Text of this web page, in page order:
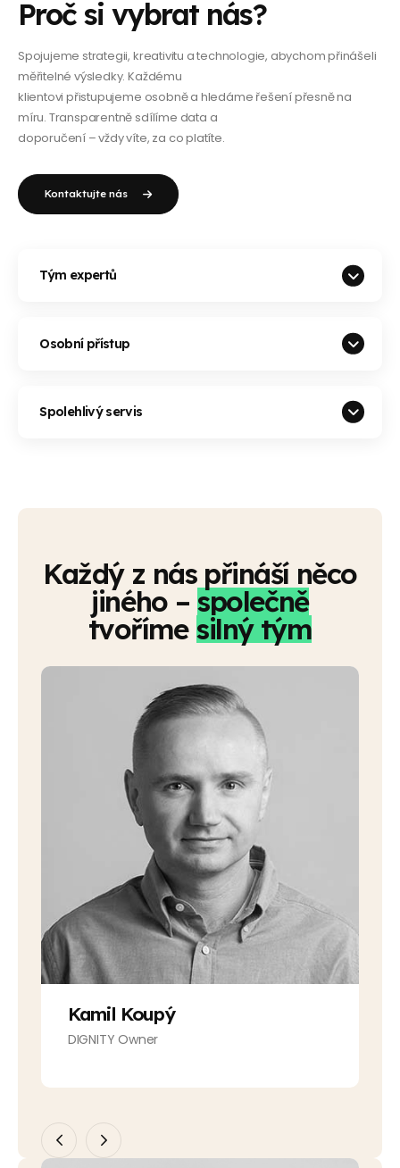
Proč si vybrat nás?
Spojujeme strategii, kreativitu a technologie, abychom přinášeli
měřitelné výsledky. Každému
klientovi přistupujeme osobně a hledáme řešení přesně na
míru. Transparentně sdílíme data a
doporučení – vždy víte, za co platíte.
Kontaktujte nás
Tým expertů
Osobní přístup
Spolehlivý servis
Každý z nás přináší něco
jiného –společně
tvořímesilný tým
Kamil Koupý
DIGNITY Owner